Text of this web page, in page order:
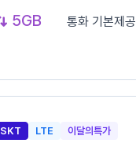
5GB 통화 기본제공
SKT LTE 이달의특가